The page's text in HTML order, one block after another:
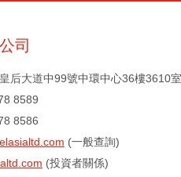
司
后大道中99號中環中心36樓3610室
8589
8586
(一般查詢)
(投資者關係)